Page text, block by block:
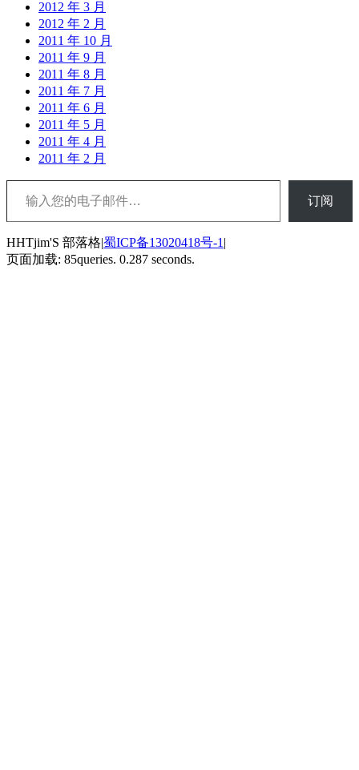
2012 年 3 月
2012 年 2 月
2011 年 10 月
2011 年 9 月
2011 年 8 月
2011 年 7 月
2011 年 6 月
2011 年 5 月
2011 年 4 月
2011 年 2 月
输入您的电子邮件…
订阅
HHTjim'S 部落格|蜀ICP备13020418号-1 |
页面加载: 85queries. 0.287 seconds.